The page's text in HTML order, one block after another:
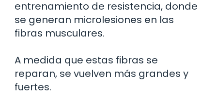
entrenamiento de resistencia, donde
se generan microlesiones en las
fibras musculares.
A medida que estas fibras se
reparan, se vuelven más grandes y
fuertes.